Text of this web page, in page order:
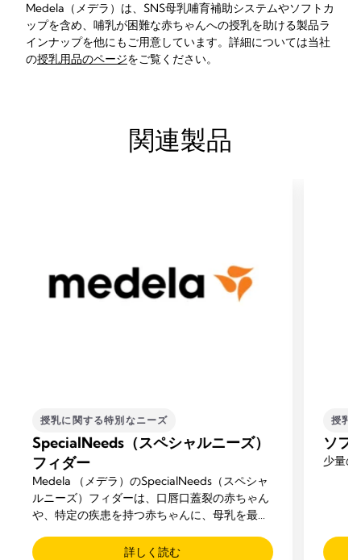
Medela（メデラ）は、SNS母乳哺育補助システムやソフトカ
ップを含め、哺乳が困難な赤ちゃんへの授乳を助ける製品ラ
インナップを他にもご用意しています。詳細については当社
の授乳用品のページをご覧ください。
関連製品
授乳に関する特別なニーズ
SpecialNeeds（スペシャルニーズ）
フィダー
Medela （メデラ）のSpecialNeeds（スペシャ
ルニーズ）フィダーは、口唇口蓋裂の赤ちゃん
や、特定の疾患を持つ赤ちゃんに、母乳を最適
す。
詳しく読む
授乳
ソフ
少量の